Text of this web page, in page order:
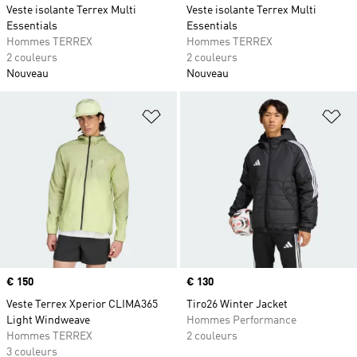
Veste isolante Terrex Multi
Essentials
Hommes TERREX
2 couleurs
Nouveau
Veste isolante Terrex Multi
Essentials
Hommes TERREX
2 couleurs
Nouveau
Ajouter à la Liste de produits
Prix
€ 150
Veste Terrex Xperior CLIMA365
Light Windweave
Hommes TERREX
3 couleurs
Prix
€ 130
Tiro26 Winter Jacket
Hommes Performance
2 couleurs